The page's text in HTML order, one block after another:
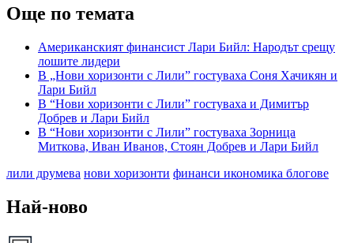
Още по темата
Американският финансист Лари Бийл: Народът срещу
лошите лидери
В „Нови хоризонти с Лили” гостуваха Соня Хачикян и
Лари Бийл
В “Нови хоризонти с Лили” гостуваха и Димитър
Добрев и Лари Бийл
В “Нови хоризонти с Лили” гостуваха Зорница
Миткова, Иван Иванов, Стоян Добрев и Лари Бийл
лили друмева нови хоризонти финанси икономика блогове
Най-ново